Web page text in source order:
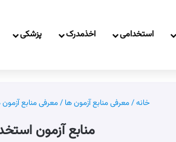
استخدامی اخذمدرک پزشکی
خانه/معرفی منابع آزمون ها /معرفی منابع
منابع آزمون